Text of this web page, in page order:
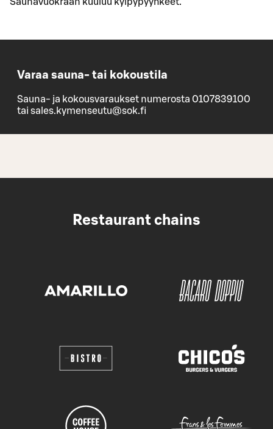
Saunavuokraan kuuluu kylpypyyhkeet.
Varaa sauna- tai kokoustila
Sauna- ja kokousvaraukset numerosta 0107839100
tai sales.kymenseutu@sok.fi
Restaurant chains